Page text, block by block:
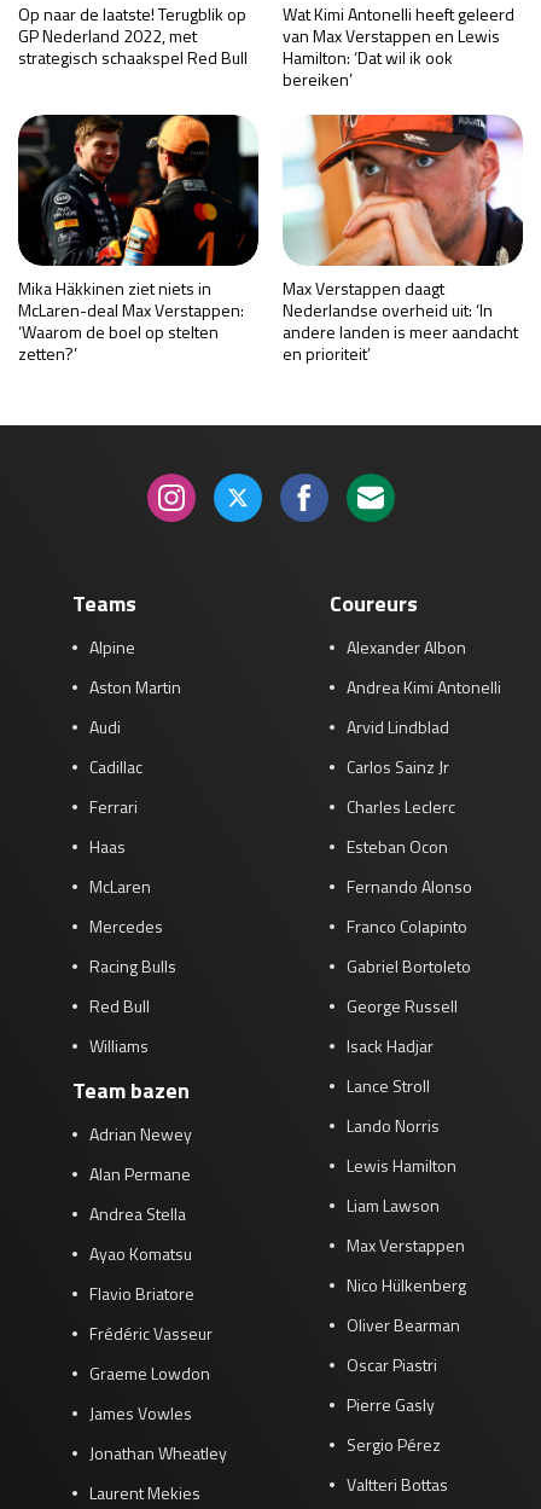
Op naar de laatste! Terugblik op
GP Nederland 2022, met
strategisch schaakspel Red Bull
Wat Kimi Antonelli heeft geleerd
van Max Verstappen en Lewis
Hamilton: ‘Dat wil ik ook
bereiken’
Mika Häkkinen ziet niets in
McLaren-deal Max Verstappen:
‘Waarom de boel op stelten
zetten?’
Max Verstappen daagt
Nederlandse overheid uit: ‘In
andere landen is meer aandacht
en prioriteit’
Teams
Alpine
Aston Martin
Audi
Cadillac
Ferrari
Haas
McLaren
Mercedes
Racing Bulls
Red Bull
Williams
Team bazen
Adrian Newey
Alan Permane
Andrea Stella
Ayao Komatsu
Flavio Briatore
Frédéric Vasseur
Graeme Lowdon
James Vowles
Jonathan Wheatley
Laurent Mekies
Coureurs
Alexander Albon
Andrea Kimi Antonelli
Arvid Lindblad
Carlos Sainz Jr
Charles Leclerc
Esteban Ocon
Fernando Alonso
Franco Colapinto
Gabriel Bortoleto
George Russell
Isack Hadjar
Lance Stroll
Lando Norris
Lewis Hamilton
Liam Lawson
Max Verstappen
Nico Hülkenberg
Oliver Bearman
Oscar Piastri
Pierre Gasly
Sergio Pérez
Valtteri Bottas